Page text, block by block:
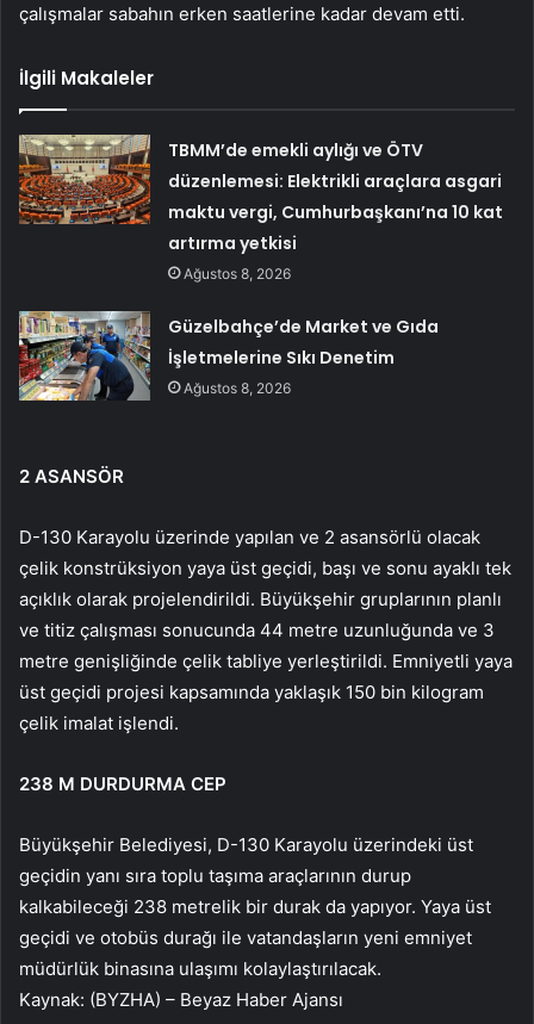
çalışmalar sabahın erken saatlerine kadar devam etti.
İlgili Makaleler
TBMM’de emekli aylığı ve ÖTV
düzenlemesi: Elektrikli araçlara asgari
maktu vergi, Cumhurbaşkanı’na 10 kat
artırma yetkisi
Ağustos 8, 2026
Güzelbahçe’de Market ve Gıda
İşletmelerine Sıkı Denetim
Ağustos 8, 2026
2 ASANSÖR
D-130 Karayolu üzerinde yapılan ve 2 asansörlü olacak
çelik konstrüksiyon yaya üst geçidi, başı ve sonu ayaklı tek
açıklık olarak projelendirildi. Büyükşehir gruplarının planlı
ve titiz çalışması sonucunda 44 metre uzunluğunda ve 3
metre genişliğinde çelik tabliye yerleştirildi. Emniyetli yaya
üst geçidi projesi kapsamında yaklaşık 150 bin kilogram
çelik imalat işlendi.
238 M DURDURMA CEP
Büyükşehir Belediyesi, D-130 Karayolu üzerindeki üst
geçidin yanı sıra toplu taşıma araçlarının durup
kalkabileceği 238 metrelik bir durak da yapıyor. Yaya üst
geçidi ve otobüs durağı ile vatandaşların yeni emniyet
müdürlük binasına ulaşımı kolaylaştırılacak.
Kaynak: (BYZHA) – Beyaz Haber Ajansı